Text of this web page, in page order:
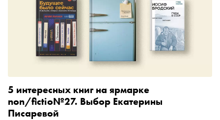
5 интересных книг на ярмарке
non/fictio№27. Выбор Екатерины
Писаревой